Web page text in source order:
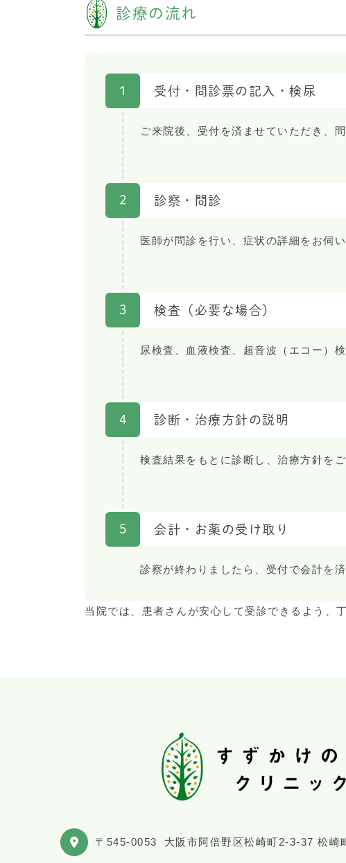
診療の流れ
1 受付・問診票の記入・検尿
ご来院後、受付を済ませていただき、
2 診察・問診
医師が問診を行い、症状の詳細をお伺
3 検査（必要な場合）
尿検査、血液検査、超音波（エコー）
4 診断・治療方針の説明
検査結果をもとに診断し、治療方針を
5 会計・お薬の受け取り
診察が終わりましたら、受付で会計を
当院では、患者さんが安心して受診できるよう、
〒545-0053 大阪市阿倍野区松崎町2-3-37 松崎